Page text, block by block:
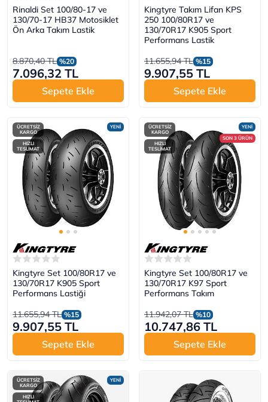
Rinaldi Set 100/80-17 ve
130/70-17 HB37 Motosiklet
Ön Arka Takım Lastik
8.870,40 TL %20
7.096,32 TL
Sepete Ekle
Kingtyre Takım Lifan KPS
250 100/80R17 ve
130/70R17 K905 Sport
Performans Lastik
11.655,94 TL %15
9.907,55 TL
Sepete Ekle
YENİ
ÜCRETSİZ
KARGO
HIZLI
TESLİMAT
Kingtyre Set 100/80R17 ve
130/70R17 K905 Sport
Performans Lastiği
11.655,94 TL %15
9.907,55 TL
Sepete Ekle
YENİ
SON 3 ÜRÜN
ÜCRETSİZ
KARGO
HIZLI
TESLİMAT
Kingtyre Set 100/80R17 ve
130/70R17 K97 Sport
Performans Takım
11.942,07 TL %10
10.747,86 TL
Sepete Ekle
YENİ
ÜCRETSİZ
KARGO
HIZLI